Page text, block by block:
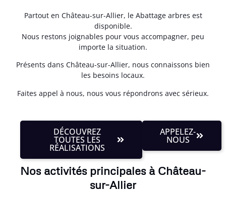
Partout en Château-sur-Allier, le Abattage arbres est
disponible.
Nous restons joignables pour vous accompagner, peu
importe la situation.
Présents dans Château-sur-Allier, nous connaissons bien
les besoins locaux.
Faites appel à nous, nous vous répondrons avec sérieux.
DÉCOUVREZ
TOUTES LES
RÉALISATIONS
APPELEZ-
NOUS
Nos activités principales à Château-
sur-Allier